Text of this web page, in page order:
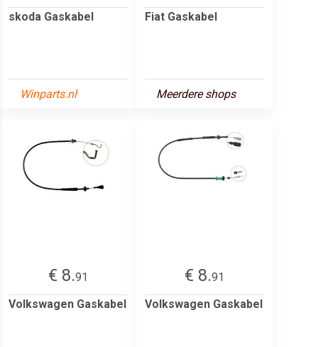
skoda Gaskabel
Winparts.nl
Fiat Gaskabel
Meerdere shops
€ 8.91
Volkswagen Gaskabel
€ 8.91
Volkswagen Gaskabel